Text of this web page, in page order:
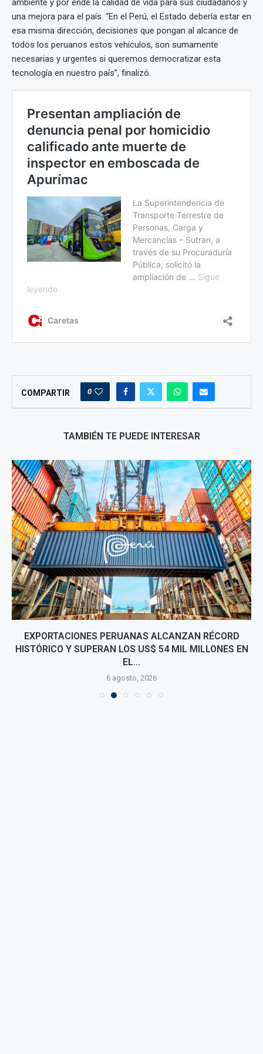
ambiente y por ende la calidad de vida para sus ciudadanos y
una mejora para el país. “En el Perú, el Estado debería estar en
esa misma dirección, decisiones que pongan al alcance de
todos los peruanos estos vehículos, son sumamente
necesarias y urgentes si queremos democratizar esta
tecnología en nuestro país”, finalizó.
COMPARTIR 0
TAMBIÉN TE PUEDE INTERESAR
EXPORTACIONES PERUANAS ALCANZAN RÉCORD
HISTÓRICO Y SUPERAN LOS US$ 54 MIL MILLONES EN
EL...
6 agosto, 2026